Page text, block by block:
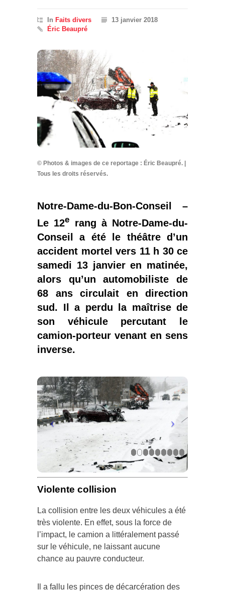
In Faits divers
13 janvier 2018
Éric Beaupré
© Photos & images de ce reportage : Éric Beaupré. |
Tous les droits réservés.
Notre-Dame-du-Bon-Conseil –
Le 12e rang à Notre-Dame-du-
Conseil a été le théâtre d’un
accident mortel vers 11 h 30 ce
samedi 13 janvier en matinée,
alors qu’un automobiliste de
68 ans circulait en direction
sud. Il a perdu la maîtrise de
son véhicule percutant le
camion-porteur venant en sens
inverse.
Violente collision
La collision entre les deux véhicules a été
très violente. En effet, sous la force de
l’impact, le camion a littéralement passé
sur le véhicule, ne laissant aucune
chance au pauvre conducteur.
Il a fallu les pinces de décarcération des